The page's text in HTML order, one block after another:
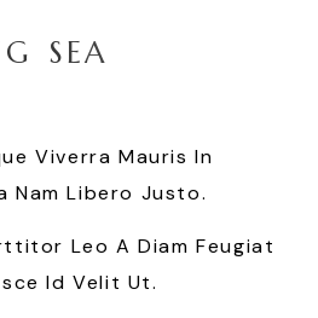
G SEA
Viverra Mauris In
Nam Libero Justo.
Leo A Diam Feugiat
Id Velit Ut.